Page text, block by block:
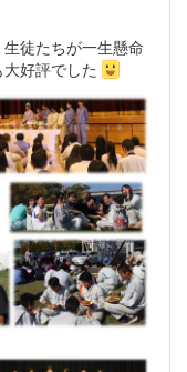
徒たちが一生懸命
好評でした